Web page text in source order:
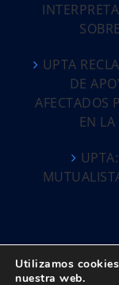
UPTA
DE
AFECTADOS
EN
Utilizamos
nuestra web.